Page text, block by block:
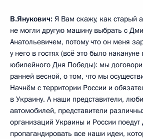
В.Янукович: Я Вам скажу, как старый
не могли другую машину выбрать с
Анатольевичем, потому что он меня
у него в гостях (всё это было
юбилейного Дня Победы): мы
ранней весной, о том, что мы
Начнём с территории России и
в Украину. А наши представители,
автомобилей, представители
организаций Украины и России поедут
пропагандировать все наши идеи,